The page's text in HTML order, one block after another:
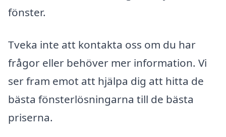
fönster.
Tveka inte att kontakta oss om du har
frågor eller behöver mer information. Vi
ser fram emot att hjälpa dig att hitta de
bästa fönsterlösningarna till de bästa
priserna.